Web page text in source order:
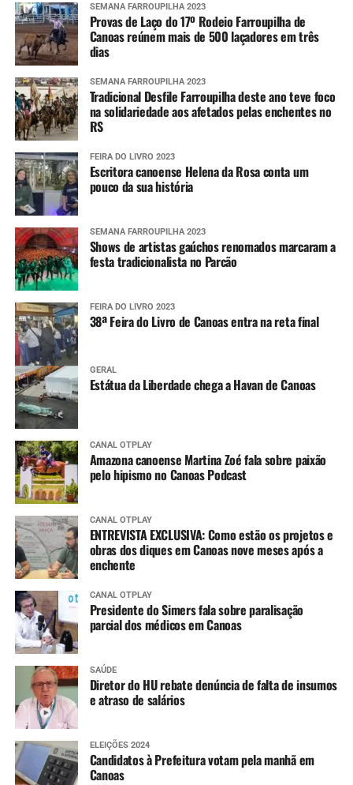
SEMANA FARROUPILHA 2023
Provas de Laço do 17º Rodeio Farroupilha de
Canoas reúnem mais de 500 laçadores em três
dias
SEMANA FARROUPILHA 2023
Tradicional Desfile Farroupilha deste ano teve foco
na solidariedade aos afetados pelas enchentes no
RS
FEIRA DO LIVRO 2023
Escritora canoense Helena da Rosa conta um
pouco da sua história
SEMANA FARROUPILHA 2023
Shows de artistas gaúchos renomados marcaram a
festa tradicionalista no Parcão
FEIRA DO LIVRO 2023
38ª Feira do Livro de Canoas entra na reta final
GERAL
Estátua da Liberdade chega a Havan de Canoas
CANAL OTPLAY
Amazona canoense Martina Zoé fala sobre paixão
pelo hipismo no Canoas Podcast
CANAL OTPLAY
ENTREVISTA EXCLUSIVA: Como estão os projetos e
obras dos diques em Canoas nove meses após a
enchente
CANAL OTPLAY
Presidente do Simers fala sobre paralisação
parcial dos médicos em Canoas
SAÚDE
Diretor do HU rebate denúncia de falta de insumos
e atraso de salários
ELEIÇÕES 2024
Candidatos à Prefeitura votam pela manhã em
Canoas